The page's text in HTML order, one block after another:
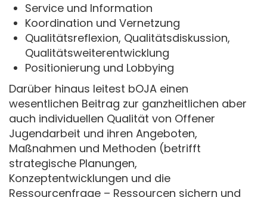
Service und Information
Koordination und Vernetzung
Qualitätsreflexion, Qualitätsdiskussion,
Qualitätsweiterentwicklung
Positionierung und Lobbying
Darüber hinaus leitest bOJA einen
wesentlichen Beitrag zur ganzheitlichen aber
auch individuellen Qualität von Offener
Jugendarbeit und ihren Angeboten,
Maßnahmen und Methoden (betrifft
strategische Planungen,
Konzeptentwicklungen und die
Ressourcenfrage – Ressourcen sichern und